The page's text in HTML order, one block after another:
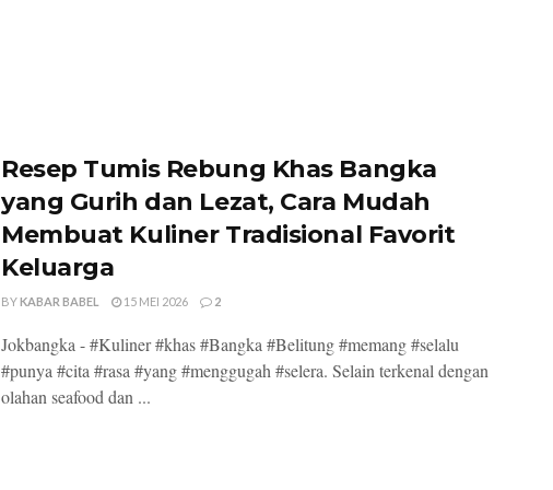
Resep Tumis Rebung Khas Bangka
yang Gurih dan Lezat, Cara Mudah
Membuat Kuliner Tradisional Favorit
Keluarga
BYKABAR BABEL 15 MEI 2026 2
Jokbangka - #Kuliner #khas #Bangka #Belitung #memang #selalu
#punya #cita #rasa #yang #menggugah #selera. Selain terkenal dengan
olahan seafood dan ...